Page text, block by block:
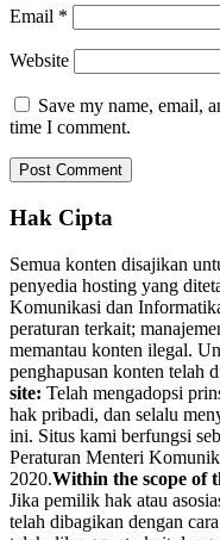
Email *
Website
Save my name, email,
time I comment.
Hak Cipta
Semua konten disajikan
penyedia hosting yang
Komunikasi dan
peraturan terkait;
memantau konten ilegal.
penghapusan konten telah
site: Telah mengadopsi
hak pribadi, dan selalu
ini. Situs kami berfungsi
Peraturan Menteri
2020.Within the scope of
Jika pemilik hak atau
telah dibagikan dengan